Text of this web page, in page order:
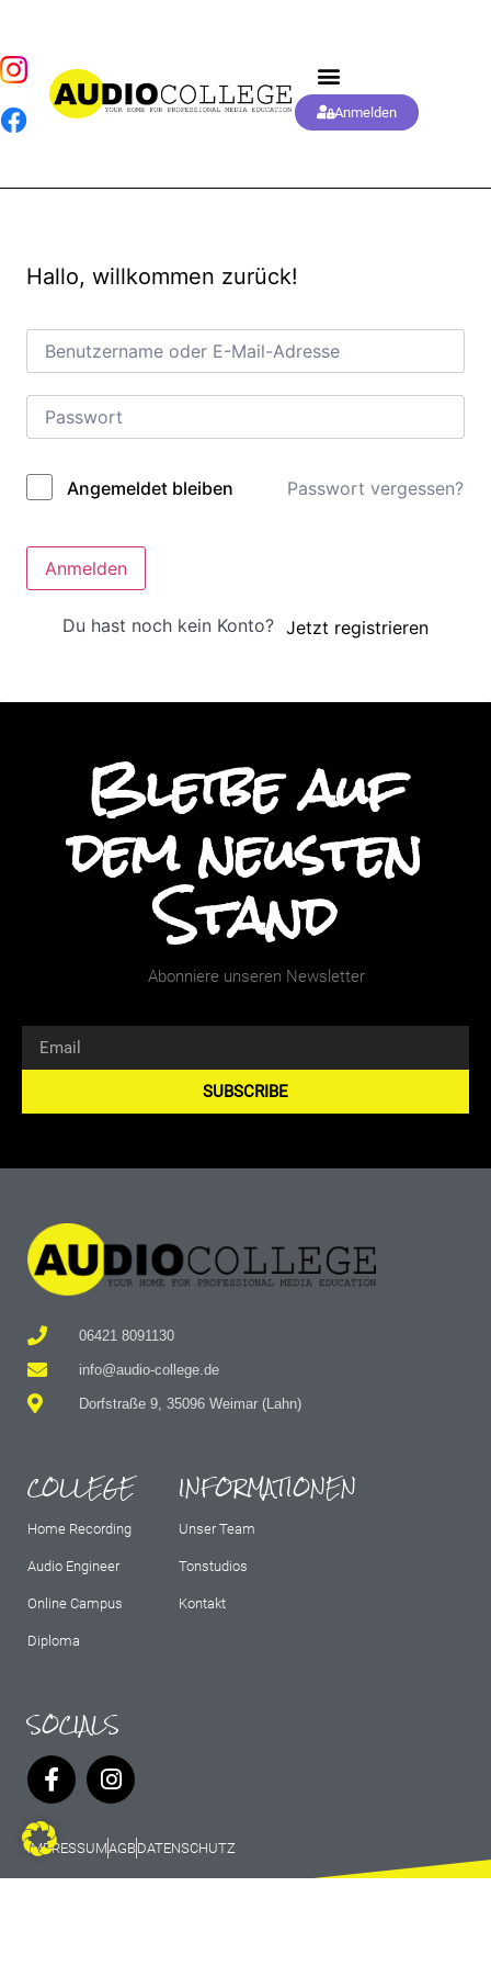
Anmelden
Hallo, willkommen zurück!
Alternative:
Angemeldet bleiben Passwort vergessen?
Anmelden
Du hast noch kein Konto? Jetzt registrieren
Bleibe auf
dem neusten
Stand
Abonniere unseren Newsletter
SUBSCRIBE
06421 8091130
info@audio-college.de
Dorfstraße 9, 35096 Weimar (Lahn)
COLLEGE
Home Recording
Audio Engineer
Online Campus
Diploma
INFORMATIONEN
Unser Team
Tonstudios
Kontakt
SOCIALS
IMPRESSUMAGBDATENSCHUTZ